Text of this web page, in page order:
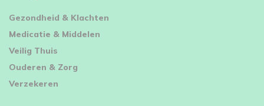
⁠Gezondheid & Klachten
Medicatie & Middelen
Veilig Thuis
Ouderen & Zorg
Verzekeren